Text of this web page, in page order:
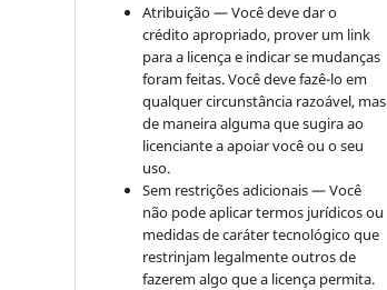
Atribuição — Você deve dar o
crédito apropriado, prover um link
para a licença e indicar se mudanças
foram feitas. Você deve fazê-lo em
qualquer circunstância razoável, mas
de maneira alguma que sugira ao
licenciante a apoiar você ou o seu
uso.
Sem restrições adicionais — Você
não pode aplicar termos jurídicos ou
medidas de caráter tecnológico que
restrinjam legalmente outros de
fazerem algo que a licença permita.